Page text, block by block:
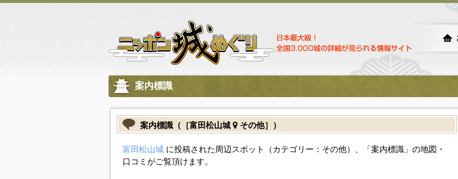
案内標識
案内標識（［富田松山城 その他］）
富田松山城に投稿された周辺スポット（カテゴリー：その他）、「案内標識」の地図・
口コミがご覧頂けます。